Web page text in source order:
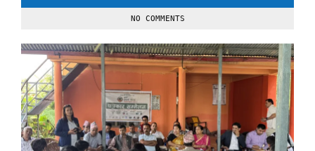
NO COMMENTS